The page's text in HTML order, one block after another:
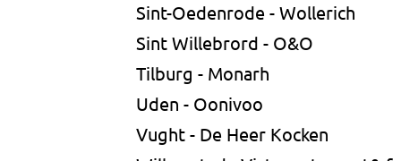
Sint-Oedenrode - Wollerich
Sint Willebrord - O&O
Tilburg - Monarh
Uden - Oonivoo
Vught - De Heer Kocken